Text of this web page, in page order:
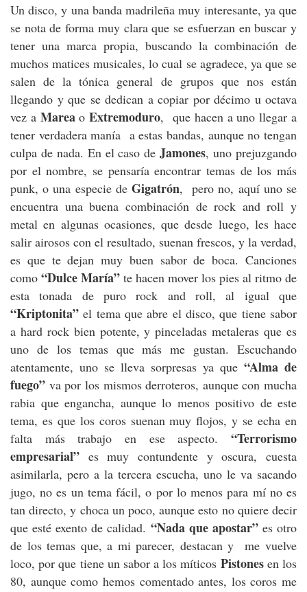
Un disco, y una banda madrileña muy interesante, ya que
se nota de forma muy clara que se esfuerzan en buscar y
tener una marca propia, buscando la combinación de
muchos matices musicales, lo cual se agradece, ya que se
salen de la tónica general de grupos que nos están
llegando y que se dedican a copiar por décimo u octava
vez a MareaoExtremoduro, que hacen a uno llegar a
tener verdadera manía a estas bandas, aunque no tengan
culpa de nada. En el caso deJamones, uno prejuzgando
por el nombre, se pensaría encontrar temas de los más
punk, o una especie de Gigatrón, pero no, aquí uno se
encuentra una buena combinación de rock and roll y
metal en algunas ocasiones, que desde luego, les hace
salir airosos con el resultado, suenan frescos, y la verdad,
es que te dejan muy buen sabor de boca. Canciones
como “Dulce María” te hacen mover los pies al ritmo de
esta tonada de puro rock and roll, al igual que
“Kriptonita” el tema que abre el disco, que tiene sabor
a hard rock bien potente, y pinceladas metaleras que es
uno de los temas que más me gustan. Escuchando
atentamente, uno se lleva sorpresas ya que “Alma de
fuego” va por los mismos derroteros, aunque con mucha
rabia que engancha, aunque lo menos positivo de este
tema, es que los coros suenan muy flojos, y se echa en
falta más trabajo en ese aspecto. “Terrorismo
empresarial” es muy contundente y oscura, cuesta
asimilarla, pero a la tercera escucha, uno le va sacando
jugo, no es un tema fácil, o por lo menos para mí no es
tan directo, y choca un poco, aunque esto no quiere decir
que esté exento de calidad. “Nada que apostar”es otro
de los temas que, a mi parecer, destacan y me vuelve
loco, por que tiene un sabor a los míticos Pistonesen los
80, aunque como hemos comentado antes, los coros me